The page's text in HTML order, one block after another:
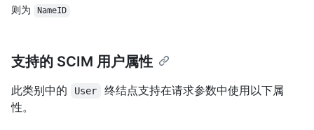
则为
NameID
支持的 SCIM 用户属性
此类别中的 User
终结点支持在请求参数中使用以下属
性。